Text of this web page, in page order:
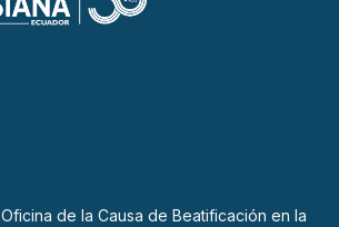
Oficina de la Causa de Beatificación en la